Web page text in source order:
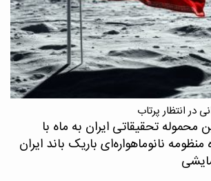
در انتظار پرتاب
تحقیقاتی ایران به ماه با
نانوماهواره‌ای باریک باند ایران